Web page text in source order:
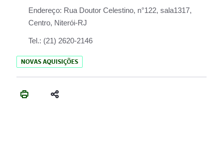
Endereço: Rua Doutor Celestino, n°122, sala1317,
Centro, Niterói-RJ
Tel.: (21) 2620-2146
NOVAS AQUISIÇÕES